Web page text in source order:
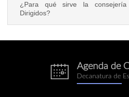
¿Para qué sirve la
Dirigidos?
eventos.png
Agenda de
Decanatura de